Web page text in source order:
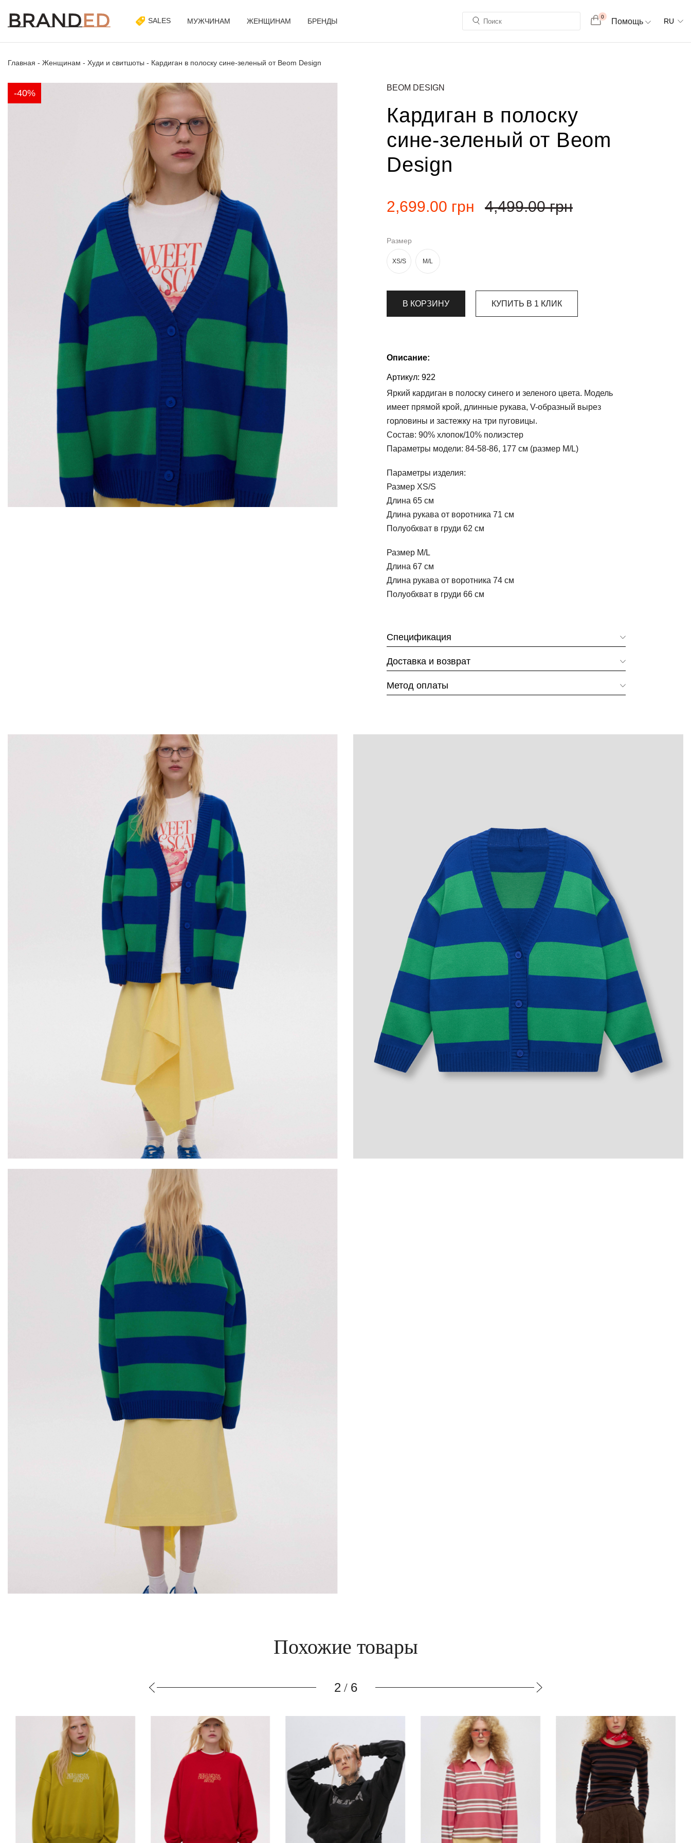
SALES МУЖЧИНАМ ЖЕНЩИНАМ БРЕНДЫ
0
Помощь RU
Главная - Женщинам - Худи и свитшоты - Кардиган в полоску сине-зеленый от Beom Design
-40% BEOM DESIGN
Кардиган в полоску
сине-зеленый от Beom
Design
4,499.00грн
2,699.00 грн
Размер
XS/S M/L
В КОРЗИНУ КУПИТЬ В 1 КЛИК
Описание:
Артикул: 922
Яркий кардиган в полоску синего и зеленого цвета. Модель
имеет прямой крой, длинные рукава, V-образный вырез
горловины и застежку на три пуговицы.
Состав: 90% хлопок/10% полиэстер
Параметры модели: 84-58-86, 177 см (размер M/L)
Параметры изделия:
Размер XS/S
Длина 65 см
Длина рукава от воротника 71 см
Полуобхват в груди 62 см
Размер M/L
Длина 67 см
Длина рукава от воротника 74 см
Полуобхват в груди 66 см
Спецификация
Доставка и возврат
Метод оплаты
Похожие товары
3/ 6